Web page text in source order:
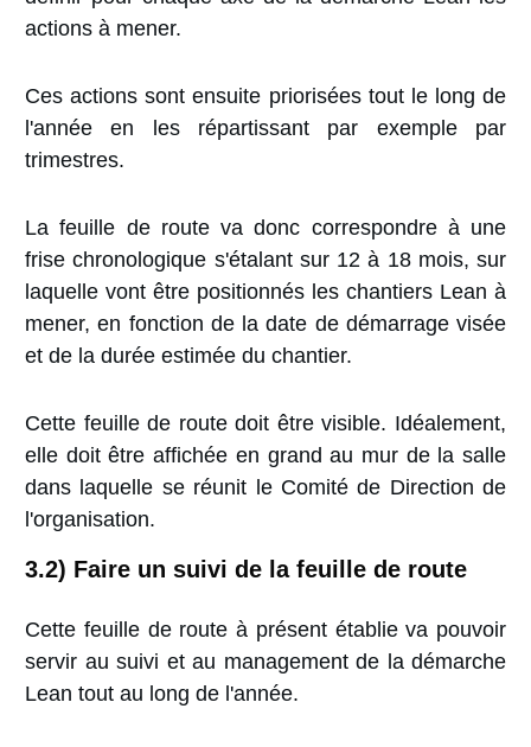
actions à mener.
Ces actions sont ensuite priorisées tout le long de
l'année en les répartissant par exemple par
trimestres.
La feuille de route va donc correspondre à une
frise chronologique s'étalant sur 12 à 18 mois, sur
laquelle vont être positionnés les chantiers Lean à
mener, en fonction de la date de démarrage visée
et de la durée estimée du chantier.
Cette feuille de route doit être visible. Idéalement,
elle doit être affichée en grand au mur de la salle
dans laquelle se réunit le Comité de Direction de
l'organisation.
3.2) Faire un suivi de la feuille de route
Cette feuille de route à présent établie va pouvoir
servir au suivi et au management de la démarche
Lean tout au long de l'année.